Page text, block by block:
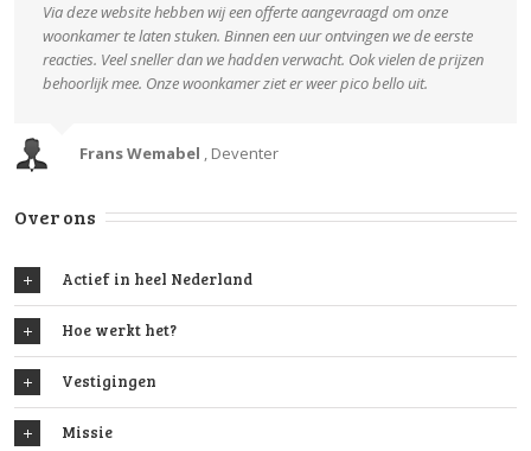
Via deze website hebben wij een offerte aangevraagd om onze
woonkamer te laten stuken. Binnen een uur ontvingen we de eerste
reacties. Veel sneller dan we hadden verwacht. Ook vielen de prijzen
behoorlijk mee. Onze woonkamer ziet er weer pico bello uit.
Frans Wemabel , Deventer
Over ons
Actief in heel Nederland
Hoe werkt het?
Vestigingen
Missie